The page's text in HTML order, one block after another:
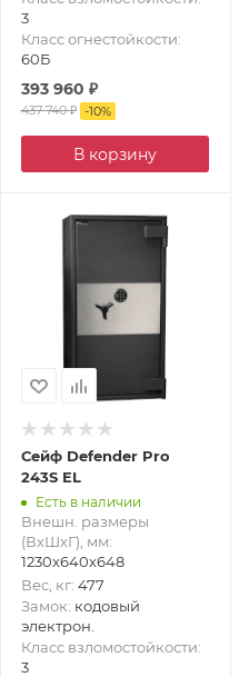
3
Класс огнестойкости:
60Б
393 960 ₽
437 740₽ -10%
В корзину
Сейф Defender Pro
243S EL
Есть в наличии
Внешн. размеры
(ВxШxГ), мм:
1230x640x648
Вес, кг: 477
Замок: кодовый
электрон.
Класс взломостойкости:
3